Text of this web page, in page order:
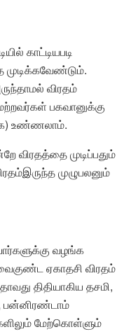
காட்டியபடி
முடிக்கவேண்டும்.
விரதம்
பகவானுக்கு
உண்ணலாம்.
விரதத்தை முடிப்பதும்
முழுபலனும்
வழங்க
ஏகாதசி விரதம்
திதியாகிய தசமி,
பன்னிரண்டாம்
மேற்கொள்ளும்